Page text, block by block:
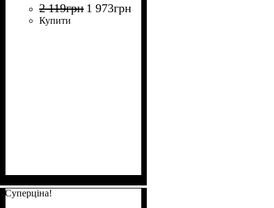
2 119грн 1 973грн
Купити
Суперціна!